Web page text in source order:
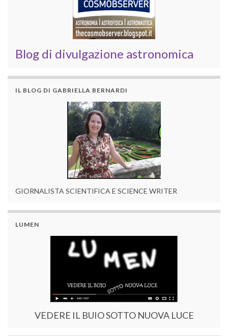
Blog di divulgazione astronomica
IL BLOG DI GABRIELLA BERNARDI
GIORNALISTA SCIENTIFICA E SCIENCE WRITER
LUMEN
VEDERE IL BUIO SOTTO NUOVA LUCE